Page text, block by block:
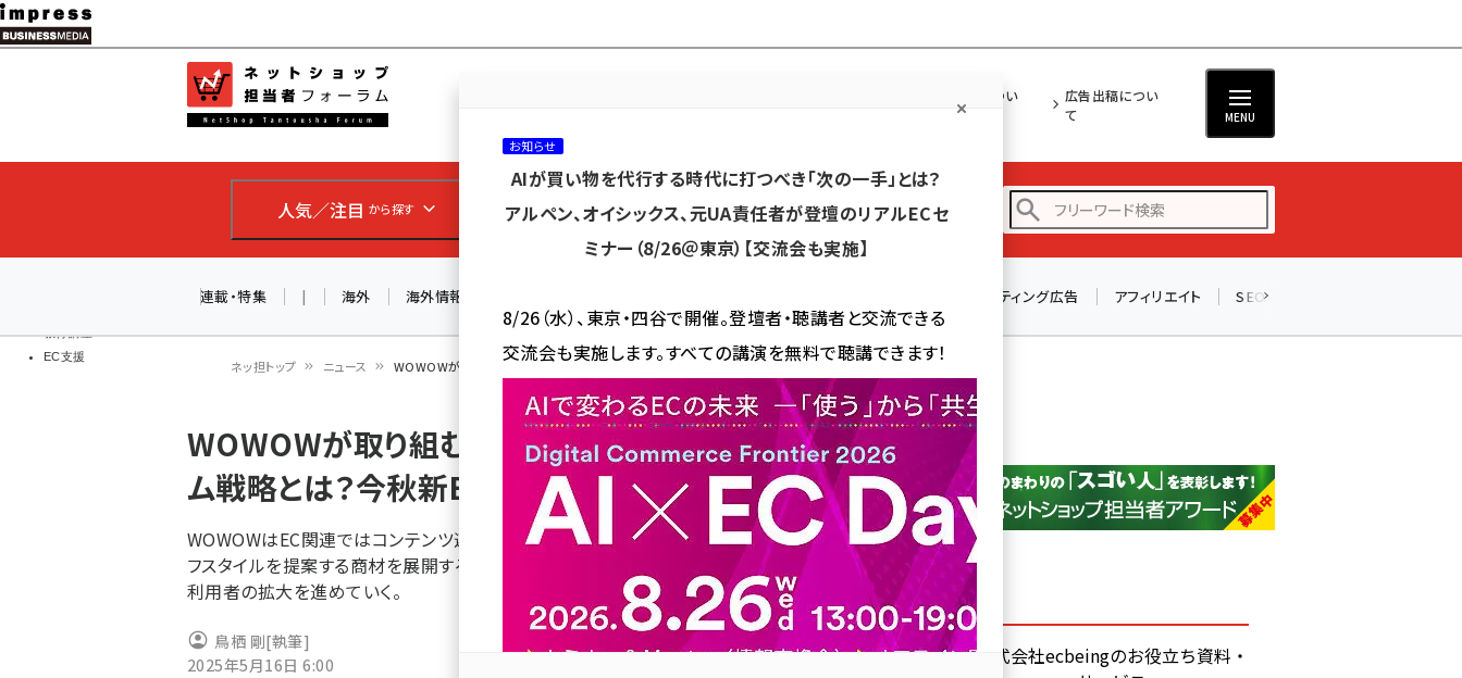
メ
イ
ン
ツ
移
教育講座
EC支援
ネッ担につい
広告出稿につい
て
MENU
人気／注目 から探す カテゴリ／種別 から探す セミナー／イベント から探す
アスクル (1112)
base (1068)
連載・特集 | 海外 海外情報 リスティング広告 アフィリエイト SEO
ン
く
ず
ネッ担トップ ニュース WOWOWが取り組む新たなデジタルプラットフォーム戦略とは？今秋新ECサイトをグランドオープン
WOWOWが取り組む新たなデジタルプラットフォー
ム戦略とは？今秋新ECサイトをグランドオープン
WOWOWはEC関連ではコンテンツ連動型の商材や、「夢中で生きる大人」をターゲットにライ
フスタイルを提案する商材を展開する。今秋に新ECサイトをオープン予定で、新商品の開発や
利用者の拡大を進めていく。
鳥栖 剛[執筆]
2025年5月16日 6:00
お知らせ
AIが買い物を代行する時代に打つべき「次の一手」とは？
アルペン、オイシックス、元UA責任者が登壇のリアルECセ
ミナー（8/26＠東京）【交流会も実施】
8/26（水）、東京・四谷で開催。登壇者・聴講者と交流できる
交流会も実施します。すべての講演を無料で聴講できます！